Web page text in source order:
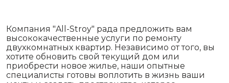
Компания "All-Stroy" рада предложить вам
высококачественные услуги по ремонту
двухкомнатных квартир. Независимо от того, вы
хотите обновить свой текущий дом или
приобрести новое жилье, наши опытные
специалисты готовы воплотить в жизнь ваши